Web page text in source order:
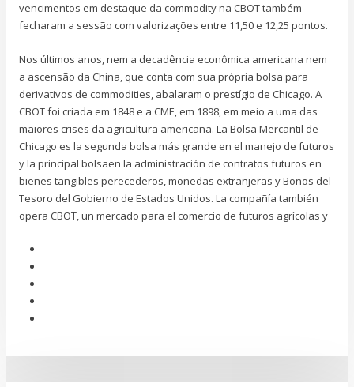
vencimentos em destaque da commodity na CBOT também
fecharam a sessão com valorizações entre 11,50 e 12,25 pontos.
Nos últimos anos, nem a decadência econômica americana nem
a ascensão da China, que conta com sua própria bolsa para
derivativos de commodities, abalaram o prestígio de Chicago. A
CBOT foi criada em 1848 e a CME, em 1898, em meio a uma das
maiores crises da agricultura americana. La Bolsa Mercantil de
Chicago es la segunda bolsa más grande en el manejo de futuros
y la principal bolsaen la administración de contratos futuros en
bienes tangibles perecederos, monedas extranjeras y Bonos del
Tesoro del Gobierno de Estados Unidos. La compañía también
opera CBOT, un mercado para el comercio de futuros agrícolas y